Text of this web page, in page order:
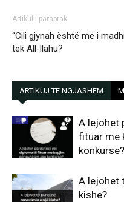
Artikulli paraprak
“Cili gjynah është më i madhi
tek All-llahu?
ARTIKUJ TË NGJASHËM
​A lejohet
fituar me
konkurse?
A lejohet
kishe?